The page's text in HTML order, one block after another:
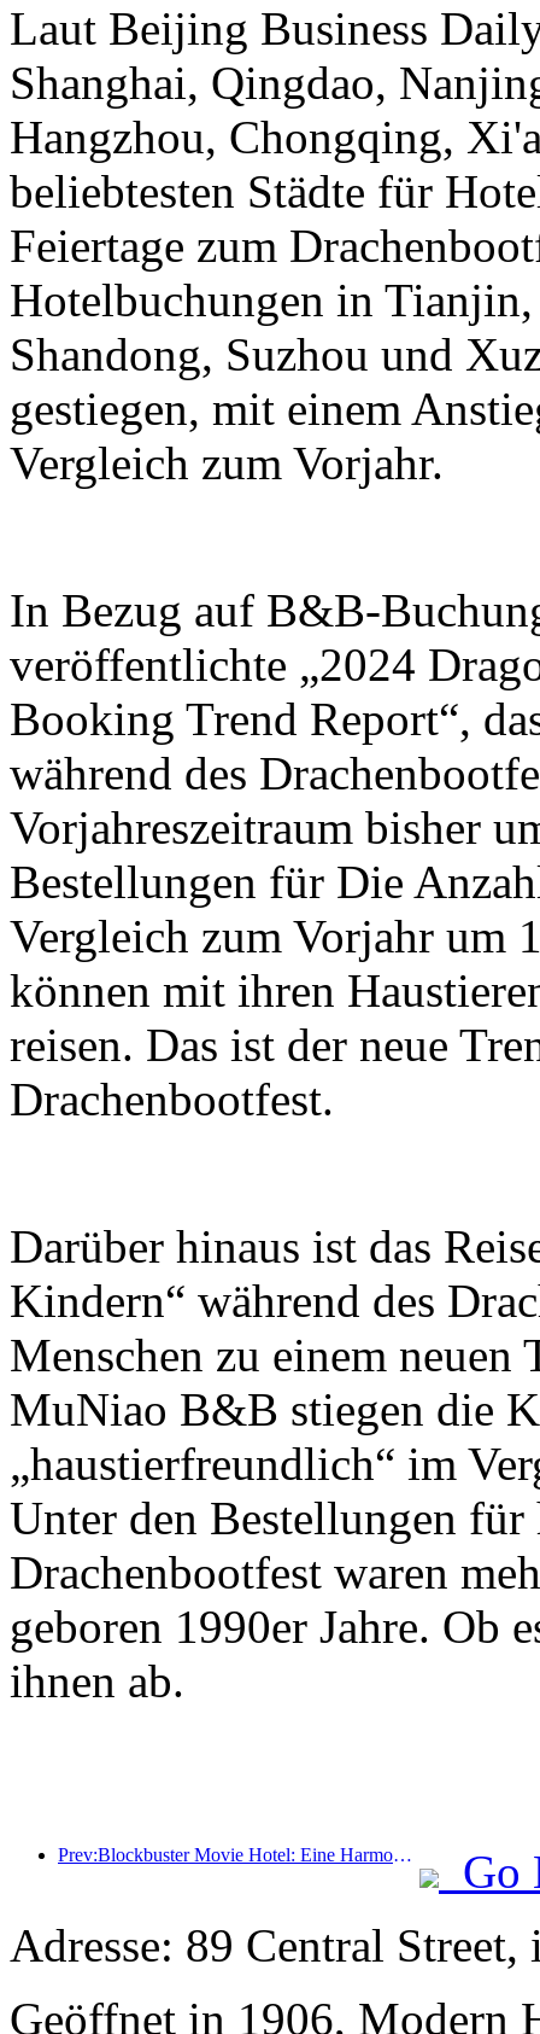
Laut Beijing Business
Shanghai, Qingdao,
Hangzhou, Chongqing,
beliebtesten Städte für
Feiertage zum
Hotelbuchungen in
Shandong, Suzhou und
gestiegen, mit einem
Vergleich zum Vorjahr.
In Bezug auf B&B-
veröffentlichte „2024
Booking Trend Report“,
während des
Vorjahreszeitraum bisher
Bestellungen für Die
Vergleich zum Vorjahr um
können mit ihren
reisen. Das ist der neue
Drachenbootfest.
Darüber hinaus ist das
Kindern“ während des
Menschen zu einem
MuNiao B&B stiegen die
„haustierfreundlich“ im
Unter den Bestellungen
Drachenbootfest waren
geboren 1990er Jahre. Ob
ihnen ab.
Prev:Blockbuster Movie Hotel: Eine Harmonie aus Innovation und Vorteil
Go
Adresse: 89 Central
Geöffnet in 1906, Modern